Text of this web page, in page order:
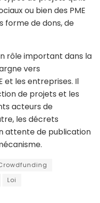
ou bien des PME
forme de dons, de
rôle important dans la
vers
et les entreprises. Il
de projets et les
acteurs de
les décrets
attente de publication
Loi